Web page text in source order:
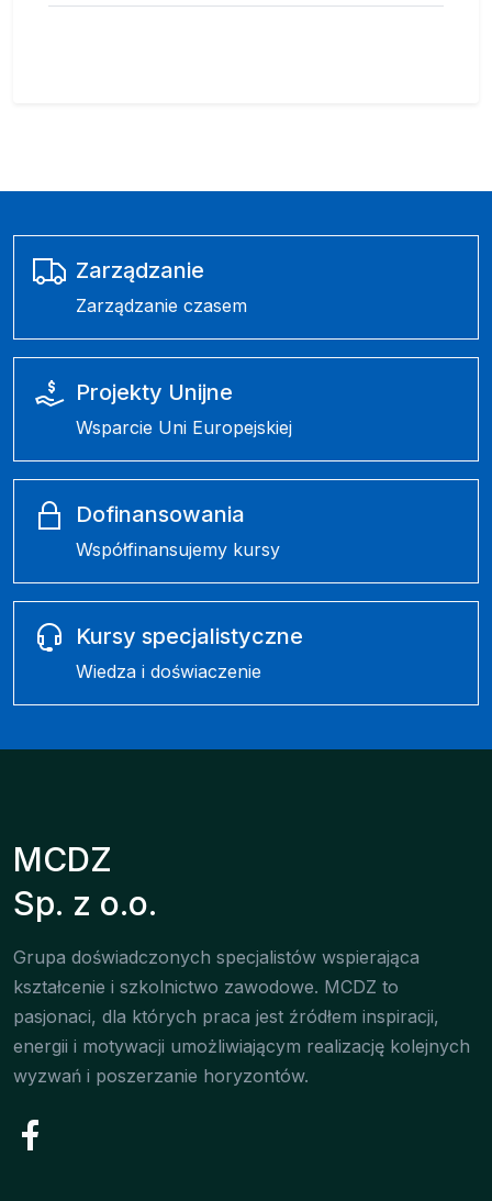
Zarządzanie
Zarządzanie czasem
Projekty Unijne
Wsparcie Uni Europejskiej
Dofinansowania
Współfinansujemy kursy
Kursy specjalistyczne
Wiedza i doświaczenie
MCDZ
Sp. z o.o.
Grupa doświadczonych specjalistów wspierająca
kształcenie i szkolnictwo zawodowe. MCDZ to
pasjonaci, dla których praca jest źródłem inspiracji,
energii i motywacji umożliwiającym realizację kolejnych
wyzwań i poszerzanie horyzontów.